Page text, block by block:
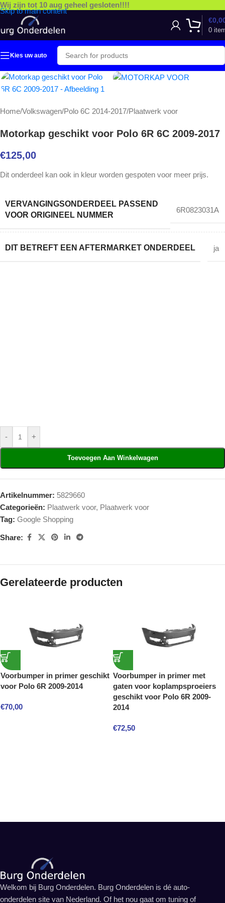
Skip to main content
Wij zijn tot 10 aug geheel gesloten!!!!
0
€
Kies uw auto
Home/Volkswagen/Polo 6C 2014-2017/Plaatwerk voor
Motorkap geschikt voor Polo 6R 6C 2009-2017
€125,00
Dit onderdeel kan ook in kleur worden gespoten voor meer prijs.
VERVANGINGSONDERDEEL PASSEND
VOOR ORIGINEEL NUMMER
6R0823031A
DIT BETREFT EEN AFTERMARKET ONDERDEEL ja
- +
Toevoegen Aan Winkelwagen
Artikelnummer: 5829660
Categorieën: Plaatwerk voor, Plaatwerk voor
Tag: Google Shopping
Share:
Gerelateerde producten
Voorbumper in primer geschikt
voor Polo 6R 2009-2014
€70,00
Voorbumper in primer met
gaten voor koplampsproeiers
geschikt voor Polo 6R 2009-
2014
€72,50
Welkom bij Burg Onderdelen. Burg Onderdelen is dé auto-
onderdelen site van Nederland. Of het nou gaat om tuning of